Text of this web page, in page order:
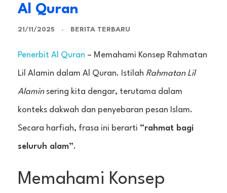
Al Quran
21/11/2025 BERITA TERBARU
Penerbit Al Quran – Memahami Konsep Rahmatan
Lil Alamin dalam Al Quran. Istilah Rahmatan Lil
Alaminsering kita dengar, terutama dalam
konteks dakwah dan penyebaran pesan Islam.
Secara harfiah, frasa ini berarti “rahmat bagi
seluruh alam”.
Memahami Konsep